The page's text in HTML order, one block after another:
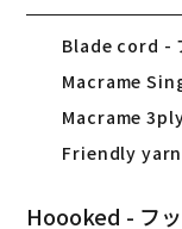
Blade cord -
Macrame
Macrame
Friendly yarn
Hoooked - フ